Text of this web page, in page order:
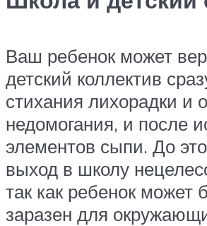
Ваш ребенок может
детский коллектив
стихания лихорадки и
недомогания, и после
элементов сыпи. До
выход в школу
так как ребенок может
заразен для